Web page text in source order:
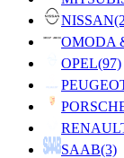
NISSAN
OMODA
OPEL(97)
SAAB(3)